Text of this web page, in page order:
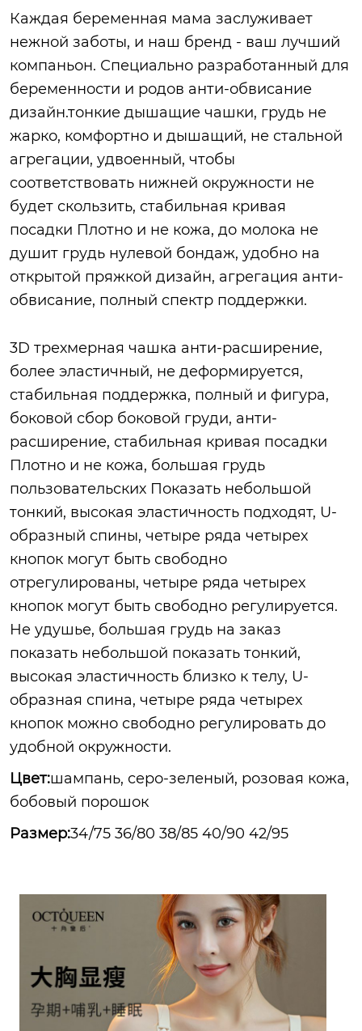
Каждая беременная мама заслуживает
нежной заботы, и наш бренд - ваш лучший
компаньон. Специально разработанный для
беременности и родов анти-обвисание
дизайн.тонкие дышащие чашки, грудь не
жарко, комфортно и дышащий, не стальной
агрегации, удвоенный, чтобы
соответствовать нижней окружности не
будет скользить, стабильная кривая
посадки Плотно и не кожа, до молока не
душит грудь нулевой бондаж, удобно на
открытой пряжкой дизайн, агрегация анти-
обвисание, полный спектр поддержки.
3D трехмерная чашка анти-расширение,
более эластичный, не деформируется,
стабильная поддержка, полный и фигура,
боковой сбор боковой груди, анти-
расширение, стабильная кривая посадки
Плотно и не кожа, большая грудь
пользовательских Показать небольшой
тонкий, высокая эластичность подходят, U-
образный спины, четыре ряда четырех
кнопок могут быть свободно
отрегулированы, четыре ряда четырех
кнопок могут быть свободно регулируется.
Не удушье, большая грудь на заказ
показать небольшой показать тонкий,
высокая эластичность близко к телу, U-
образная спина, четыре ряда четырех
кнопок можно свободно регулировать до
удобной окружности.
Цвет:шампань, серо-зеленый, розовая кожа,
бобовый порошок
Размер:34/75 36/80 38/85 40/90 42/95